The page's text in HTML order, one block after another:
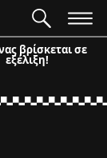
βρίσκεται σε
εξέλιξη!